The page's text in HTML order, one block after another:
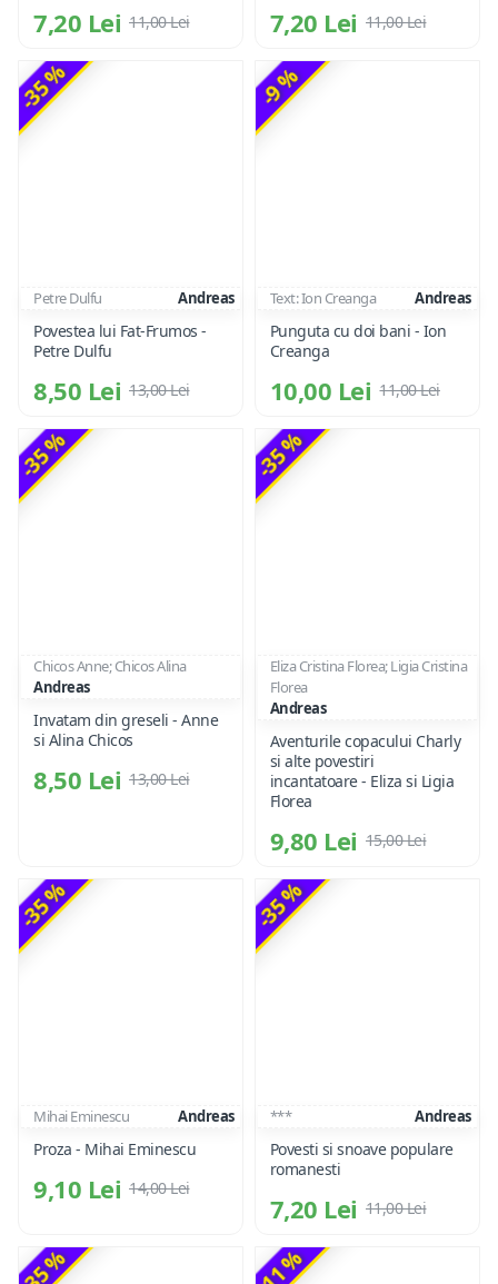
7,20 Lei 11,00 Lei 7,20 Lei 11,00 Lei
-35 %
Petre Dulfu Andreas
Povestea lui Fat-Frumos -
Petre Dulfu
8,50 Lei 13,00 Lei
-9 %
Text: Ion Creanga Andreas
Punguta cu doi bani - Ion
Creanga
10,00 Lei 11,00 Lei
-35 %
Chicos Anne; Chicos Alina
Andreas
Invatam din greseli - Anne
si Alina Chicos
8,50 Lei 13,00 Lei
-35 %
Eliza Cristina Florea; Ligia Cristina
Florea
Andreas
Aventurile copacului Charly
si alte povestiri
incantatoare - Eliza si Ligia
Florea
9,80 Lei 15,00 Lei
-35 %
Mihai Eminescu Andreas
Proza - Mihai Eminescu
9,10 Lei 14,00 Lei
-35 %
*** Andreas
Povesti si snoave populare
romanesti
7,20 Lei 11,00 Lei
-35 % -11 %